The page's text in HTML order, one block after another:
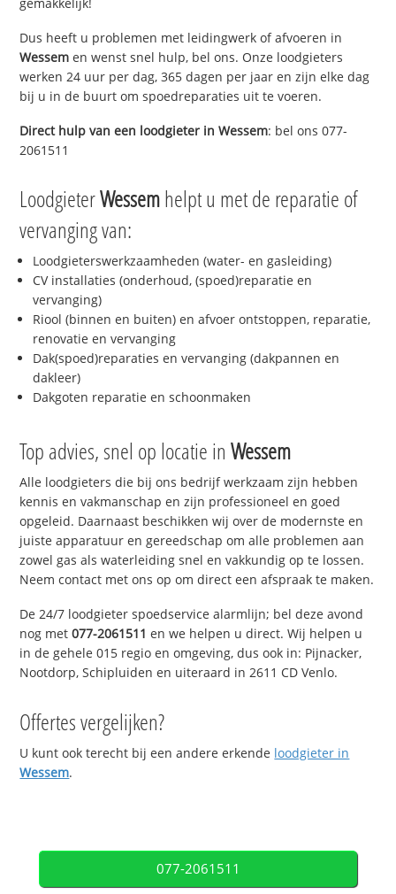
Dus heeft u problemen met leidingwerk of afvoeren in
Wessem en wenst snel hulp, bel ons. Onze loodgieters
werken 24 uur per dag, 365 dagen per jaar en zijn elke dag
bij u in de buurt om spoedreparaties uit te voeren.
Direct hulp van een loodgieter inWessem: bel ons 077-
2061511
LoodgieterWessemhelpt u met de reparatie of
vervanging van:
Loodgieterswerkzaamheden (water- en gasleiding)
CV installaties (onderhoud, (spoed)reparatie en
vervanging)
Riool (binnen en buiten) en afvoer ontstoppen, reparatie,
renovatie en vervanging
Dak(spoed)reparaties en vervanging (dakpannen en
dakleer)
Dakgoten reparatie en schoonmaken
Top advies, snel op locatie inWessem
Alle loodgieters die bij ons bedrijf werkzaam zijn hebben
kennis en vakmanschap en zijn professioneel en goed
opgeleid. Daarnaast beschikken wij over de modernste en
juiste apparatuur en gereedschap om alle problemen aan
zowel gas als waterleiding snel en vakkundig op te lossen.
Neem contact met ons op om direct een afspraak te maken.
De 24/7 loodgieter spoedservice alarmlijn; bel deze avond
nog met077-2061511 en we helpen u direct. Wij helpen u
in de gehele 015 regio en omgeving, dus ook in: Pijnacker,
Nootdorp, Schipluiden en uiteraard in 2611 CD Venlo.
Offertes vergelijken?
U kunt ook terecht bij een andere erkende loodgieter in
Wessem.
077-2061511